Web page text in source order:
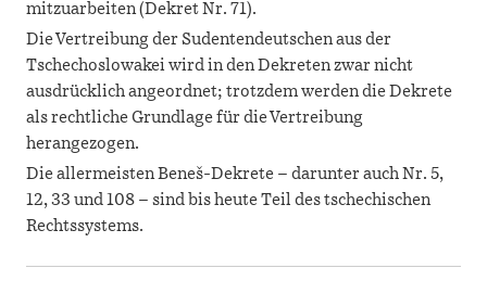
mitzuarbeiten (Dekret Nr. 71).
Die Vertreibung der Sudentendeutschen aus der
Tschechoslowakei wird in den Dekreten zwar nicht
ausdrücklich angeordnet; trotzdem werden die Dekrete
als rechtliche Grundlage für die Vertreibung
herangezogen.
Die allermeisten Beneš-Dekrete – darunter auch Nr. 5,
12, 33 und 108 – sind bis heute Teil des tschechischen
Rechtssystems.